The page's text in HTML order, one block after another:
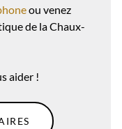
ou venez
de la Chaux-
aider !